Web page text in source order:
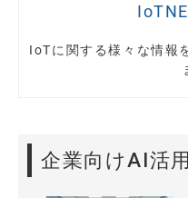
IoTに関する様々な情報
企業向けAI活